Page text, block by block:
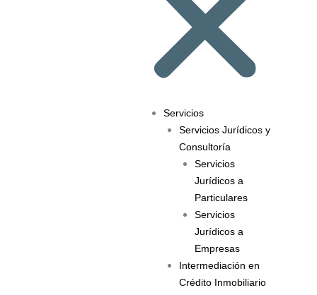
Servicios
Servicios Jurídicos y
Consultoría
Servicios
Jurídicos a
Particulares
Servicios
Jurídicos a
Empresas
Intermediación en
Crédito Inmobiliario